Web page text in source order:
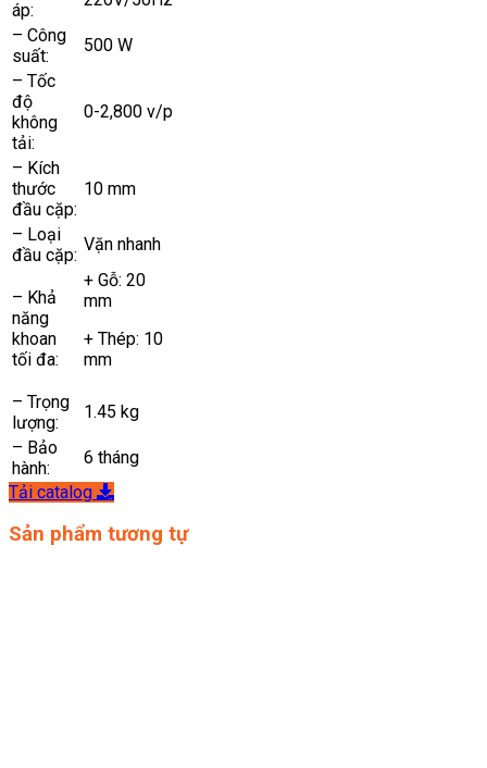
áp:
– Công
suất:
500 W
– Tốc
độ
không
tải:
0-2,800 v/p
– Kích
thước
đầu cặp:
10 mm
– Loại
đầu cặp:
Vặn nhanh
– Khả
năng
khoan
tối đa:
+ Gỗ: 20
mm
+ Thép: 10
mm
– Trọng
lượng:
1.45 kg
– Bảo
hành:
6 tháng
Tải catalog
Sản phẩm tương tự